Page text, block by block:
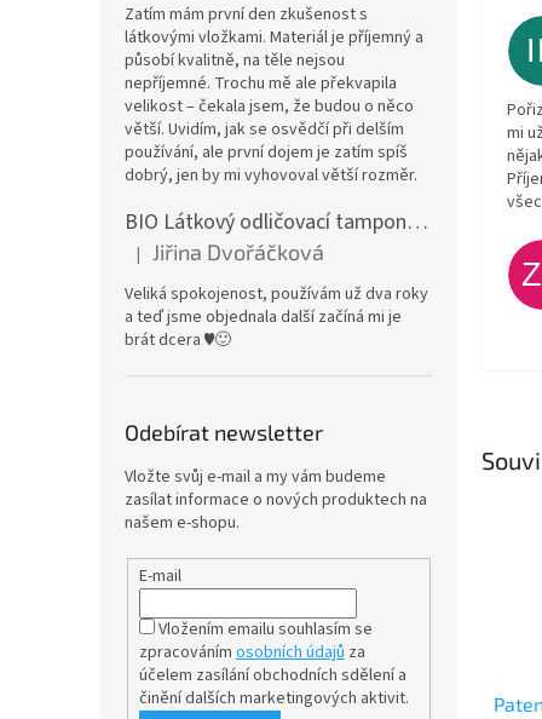
Zatím mám první den zkušenost s
látkovými vložkami. Materiál je příjemný a
působí kvalitně, na těle nejsou
nepříjemné. Trochu mě ale překvapila
velikost – čekala jsem, že budou o něco
větší. Uvidím, jak se osvědčí při delším
používání, ale první dojem je zatím spíš
dobrý, jen by mi vyhovoval větší rozměr.
BIO Látkový odličovací tamponek: Barevné bambusovo-biobavlněné froté
Hodnocení produktu je 5 z 5 hvězdiček.
| Jiřina Dvořáčková
Veliká spokojenost, používám už dva roky
a teď jsme objednala další začíná mi je
brát dcera ♥️🙂
Odebírat newsletter
Vložte svůj e-mail a my vám budeme
zasílat informace o nových produktech na
našem e-shopu.
E-mail
Vložením emailu souhlasím se
zpracováním osobních údajů za
účelem zasílání obchodních sdělení a
činění dalších marketingových aktivit.
mi